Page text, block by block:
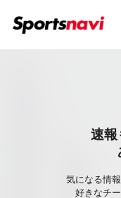
速報
気になる情
好きなチ